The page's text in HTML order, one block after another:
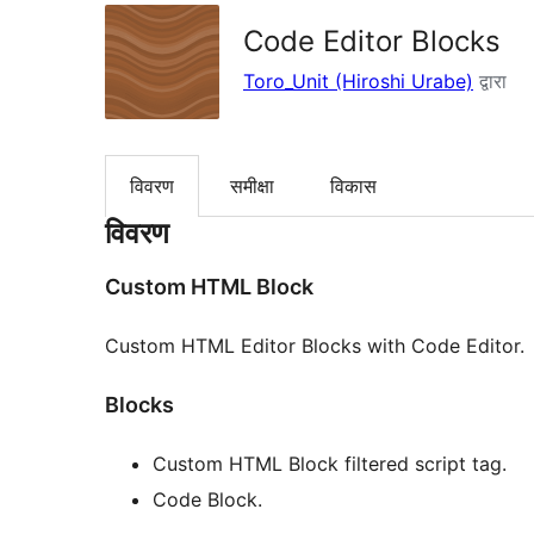
Code Editor Blocks
Toro_Unit (Hiroshi Urabe) द्वारा
विवरण समीक्षा विकास
विवरण
Custom HTML Block
Custom HTML Editor Blocks with Code Editor.
Blocks
Custom HTML Block filtered script tag.
Code Block.